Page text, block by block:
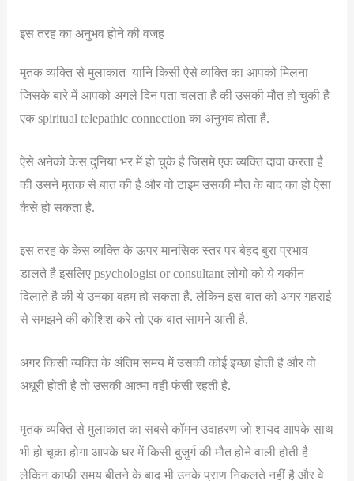
इस तरह का अनुभव होने की वजह
मृतक व्यक्ति से मुलाकात यानि किसी ऐसे व्यक्ति का आपको मिलना
जिसके बारे में आपको अगले दिन पता चलता है की उसकी मौत हो चुकी है
एक spiritual telepathic connection का अनुभव होता है.
ऐसे अनेको केस दुनिया भर में हो चुके है जिसमे एक व्यक्ति दावा करता है
की उसने मृतक से बात की है और वो टाइम उसकी मौत के बाद का हो ऐसा
कैसे हो सकता है.
इस तरह के केस व्यक्ति के ऊपर मानसिक स्तर पर बेहद बुरा प्रभाव
डालते है इसलिए psychologist or consultant लोगो को ये यकीन
दिलाते है की ये उनका वहम हो सकता है. लेकिन इस बात को अगर गहराई
से समझने की कोशिश करे तो एक बात सामने आती है.
अगर किसी व्यक्ति के अंतिम समय में उसकी कोई इच्छा होती है और वो
अधूरी होती है तो उसकी आत्मा वही फंसी रहती है.
मृतक व्यक्ति से मुलाकात का सबसे कॉमन उदाहरण जो शायद आपके साथ
भी हो चूका होगा आपके घर में किसी बुजुर्ग की मौत होने वाली होती है
लेकिन काफी समय बीतने के बाद भी उनके प्राण निकलते नहीं है और वे